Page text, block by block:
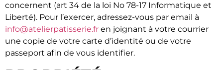
concernent (art 34 de la loi No 78-17 Informatique et
Liberté). Pour l’exercer, adressez-vous par email à
info@atelierpatisserie.fr en joignant à votre courrier
une copie de votre carte d’identité ou de votre
passeport afin de vous identifier.